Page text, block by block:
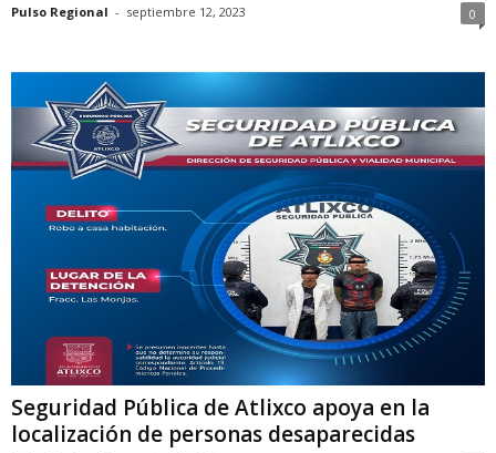
Pulso Regional - septiembre 12, 2023 0
Seguridad Pública de Atlixco apoya en la
localización de personas desaparecidas